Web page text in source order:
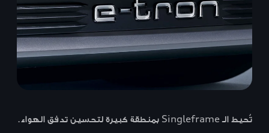
تُحيط الـ Singleframe بمنطقة كبيرة لتحسين تدفق الهواء.